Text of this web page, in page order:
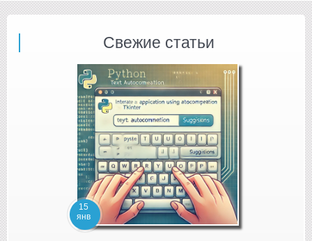
Свежие статьи
15
янв